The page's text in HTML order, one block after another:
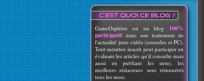
GameOsphère est un blog 100%
participatif dans son traitement de
l'actualité jeux-vidéo (consoles et PC).
Tout membre inscrit peut participer en
évaluant les articles qu'il consulte mais
aussi en publiant les siens; les
meilleurs rédacteurs sont rémunérés
tous les mois.